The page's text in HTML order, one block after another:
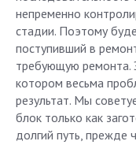
непременно
стадии. Поэтому
поступивший в
требующую ремонта.
котором весьма
результат. Мы
блок только как
долгий путь, прежде